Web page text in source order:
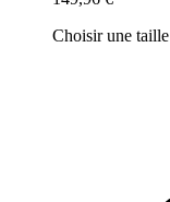
Choisir une taille